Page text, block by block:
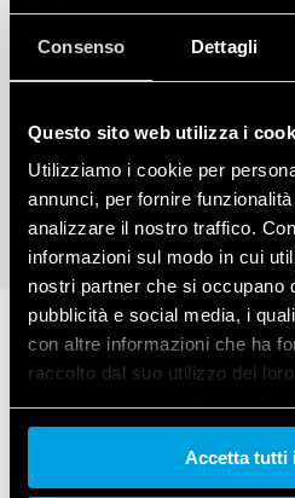
Consenso Dettagli
Questo sito web utilizza i
Utilizziamo i cookie per
annunci, per fornire
analizzare il nostro traffico.
informazioni sul modo in cui
nostri partner che si occupano
pubblicità e social media, i
con altre informazioni che ha
raccolto dal suo utilizzo dei
Vai alla Cookie PolicyAccetta tutti
TIP 1K.UB KNX USB
Standart KNX yapısı
B tipi USB portu
DETAYLAR
İLGILI